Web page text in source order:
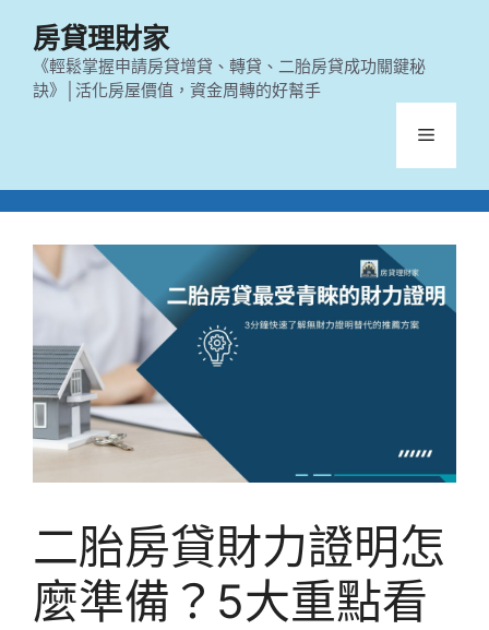
房貸理財家
《輕鬆掌握申請房貸增貸、轉貸、二胎房貸成功關鍵秘
訣》│活化房屋價值，資金周轉的好幫手
選
二胎房貸財力證明怎
麼準備？5大重點看